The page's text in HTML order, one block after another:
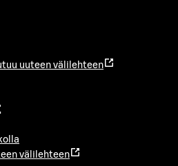
uuteen välilehteen
välilehteen